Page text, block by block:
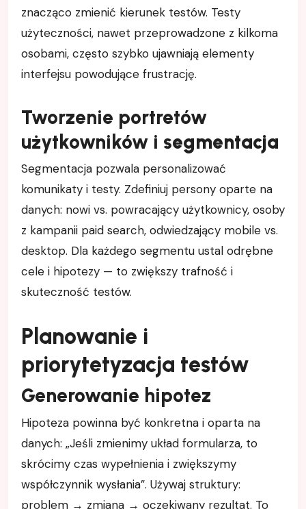
znacząco zmienić kierunek testów. Testy
użyteczności, nawet przeprowadzone z kilkoma
osobami, często szybko ujawniają elementy
interfejsu powodujące frustrację.
Tworzenie portretów
użytkowników i segmentacja
Segmentacja pozwala personalizować
komunikaty i testy. Zdefiniuj persony oparte na
danych: nowi vs. powracający użytkownicy, osoby
z kampanii paid search, odwiedzający mobile vs.
desktop. Dla każdego segmentu ustal odrębne
cele i hipotezy — to zwiększy trafność i
skuteczność testów.
Planowanie i
priorytetyzacja testów
Generowanie hipotez
Hipoteza powinna być konkretna i oparta na
danych: „Jeśli zmienimy układ formularza, to
skrócimy czas wypełnienia i zwiększymy
współczynnik wysłania”. Używaj struktury:
problem → zmiana → oczekiwany rezultat. To